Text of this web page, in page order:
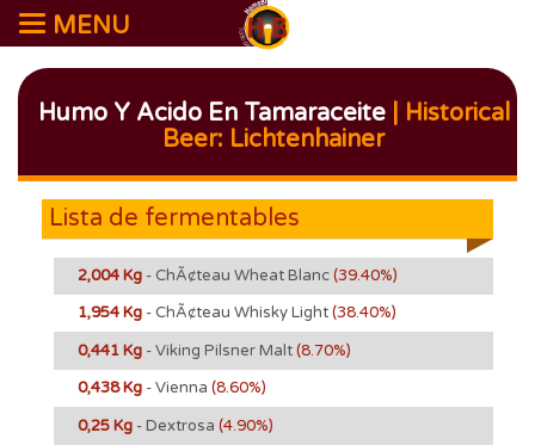
MENU
Humo Y Acido En Tamaraceite| Historical
Beer: Lichtenhainer
Lista de fermentables
2,004 Kg - ChÃ¢teau Wheat Blanc(39.40%)
1,954 Kg - ChÃ¢teau Whisky Light(38.40%)
0,441 Kg - Viking Pilsner Malt(8.70%)
0,438 Kg - Vienna (8.60%)
0,25 Kg - Dextrosa (4.90%)